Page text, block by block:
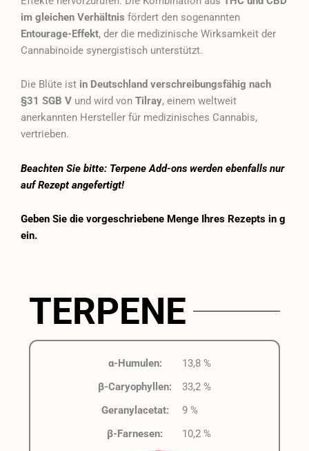
im gleichen Verhältnis fördert den sogenannten
Entourage-Effekt, der die medizinische Wirksamkeit der
Cannabinoide synergistisch unterstützt.
Die Blüte ist in Deutschland verschreibungsfähig nach
§31 SGB V und wird von Tilray, einem weltweit
anerkannten Hersteller für medizinisches Cannabis,
vertrieben.
Beachten Sie bitte: Terpene Add-ons werden ebenfalls nur
auf Rezept angefertigt!
Geben Sie die vorgeschriebene Menge Ihres Rezepts in g
ein.
TERPENE
α-Humulen:
13,8 %
β-Caryophyllen:
33,2 %
Geranylacetat:
9 %
β-Farnesen:
10,2 %